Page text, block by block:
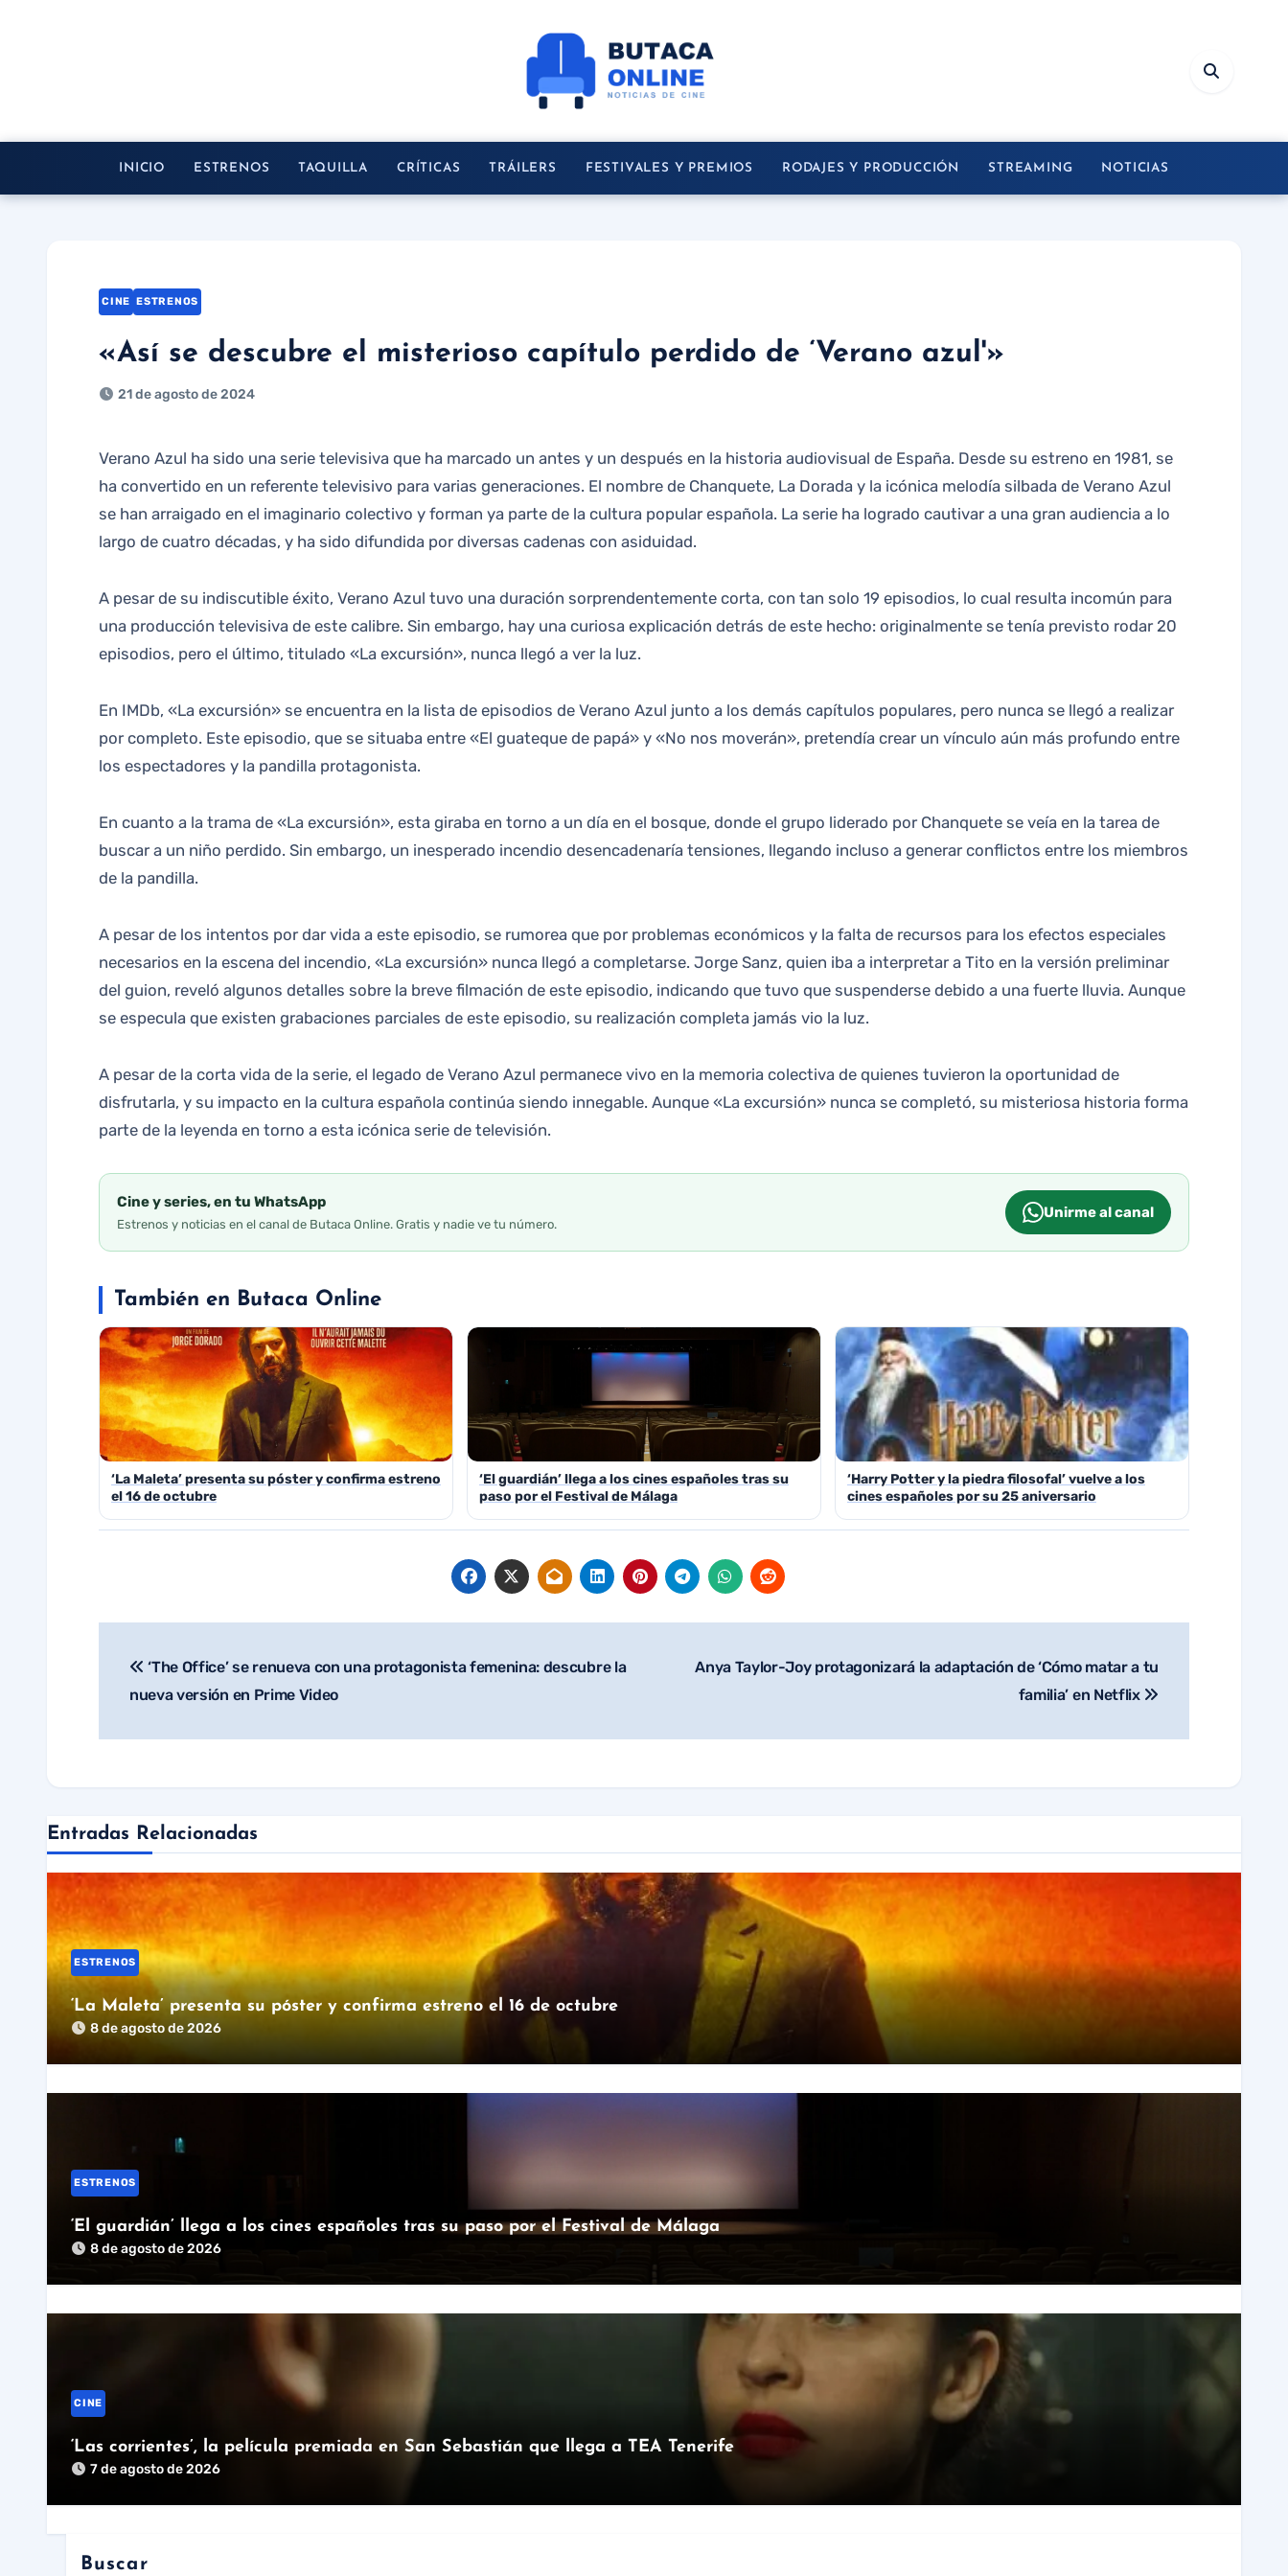
INICIO ESTRENOS TAQUILLA CRÍTICAS TRÁILERS FESTIVALES Y PREMIOS RODAJES Y PRODUCCIÓN STREAMING NOTICIAS
CINE ESTRENOS
«Así se descubre el misterioso capítulo perdido de ‘Verano azul'»
21 de agosto de 2024
Verano Azul ha sido una serie televisiva que ha marcado un antes y un después en la historia audiovisual de España. Desde su estreno en 1981, se
ha convertido en un referente televisivo para varias generaciones. El nombre de Chanquete, La Dorada y la icónica melodía silbada de Verano Azul
se han arraigado en el imaginario colectivo y forman ya parte de la cultura popular española. La serie ha logrado cautivar a una gran audiencia a lo
largo de cuatro décadas, y ha sido difundida por diversas cadenas con asiduidad.
A pesar de su indiscutible éxito, Verano Azul tuvo una duración sorprendentemente corta, con tan solo 19 episodios, lo cual resulta incomún para
una producción televisiva de este calibre. Sin embargo, hay una curiosa explicación detrás de este hecho: originalmente se tenía previsto rodar 20
episodios, pero el último, titulado «La excursión», nunca llegó a ver la luz.
En IMDb, «La excursión» se encuentra en la lista de episodios de Verano Azul junto a los demás capítulos populares, pero nunca se llegó a realizar
por completo. Este episodio, que se situaba entre «El guateque de papá» y «No nos moverán», pretendía crear un vínculo aún más profundo entre
los espectadores y la pandilla protagonista.
En cuanto a la trama de «La excursión», esta giraba en torno a un día en el bosque, donde el grupo liderado por Chanquete se veía en la tarea de
buscar a un niño perdido. Sin embargo, un inesperado incendio desencadenaría tensiones, llegando incluso a generar conflictos entre los miembros
de la pandilla.
A pesar de los intentos por dar vida a este episodio, se rumorea que por problemas económicos y la falta de recursos para los efectos especiales
necesarios en la escena del incendio, «La excursión» nunca llegó a completarse. Jorge Sanz, quien iba a interpretar a Tito en la versión preliminar
del guion, reveló algunos detalles sobre la breve filmación de este episodio, indicando que tuvo que suspenderse debido a una fuerte lluvia. Aunque
se especula que existen grabaciones parciales de este episodio, su realización completa jamás vio la luz.
A pesar de la corta vida de la serie, el legado de Verano Azul permanece vivo en la memoria colectiva de quienes tuvieron la oportunidad de
disfrutarla, y su impacto en la cultura española continúa siendo innegable. Aunque «La excursión» nunca se completó, su misteriosa historia forma
parte de la leyenda en torno a esta icónica serie de televisión.
Cine y series, en tu WhatsApp
Estrenos y noticias en el canal de Butaca Online. Gratis y nadie ve tu número.
Unirme al canal
También en Butaca Online
‘La Maleta’ presenta su póster y confirma estreno
el 16 de octubre
‘El guardián’ llega a los cines españoles tras su
paso por el Festival de Málaga
‘Harry Potter y la piedra filosofal’ vuelve a los
cines españoles por su 25 aniversario
Navegación
de
‘The Office’ se renueva con una protagonista femenina: descubre la
nueva versión en Prime Video
Anya Taylor-Joy protagonizará la adaptación de ‘Cómo matar a tu
familia’ en Netflix
Entradas Relacionadas
ESTRENOS
‘La Maleta’ presenta su póster y confirma estreno el 16 de octubre
8 de agosto de 2026
ESTRENOS
‘El guardián’ llega a los cines españoles tras su paso por el Festival de Málaga
8 de agosto de 2026
CINE
‘Las corrientes’, la película premiada en San Sebastián que llega a TEA Tenerife
7 de agosto de 2026
Buscar